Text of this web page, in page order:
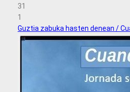
31
1
Guztia zabuka hasten denean /